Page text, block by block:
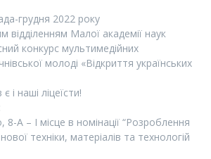
грудня 2022 року
відділенням Малої академії наук
конкурс мультимедійних
молоді «Відкриття українських
і наші ліцеїсти!
А – І місце в номінації “Розроблення
техніки, матеріалів та технологій